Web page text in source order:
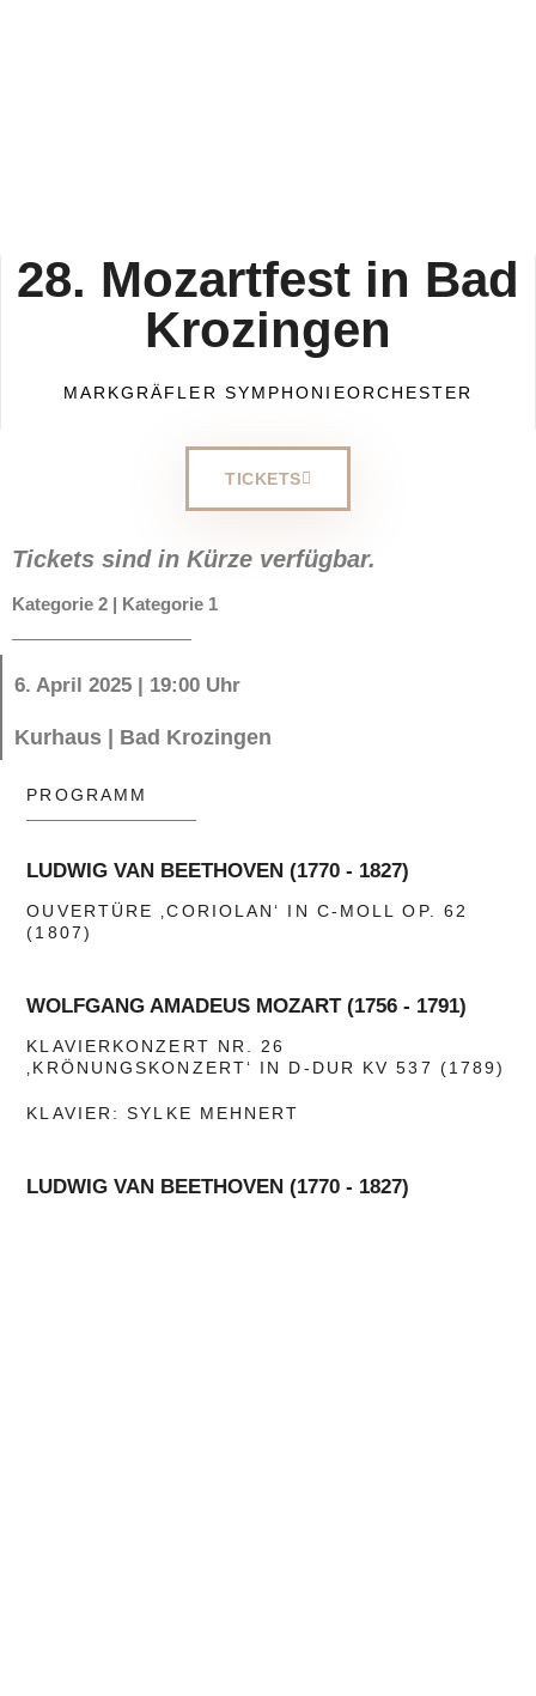
28. Mozartfest in Bad
Krozingen
MARKGRÄFLER SYMPHONIEORCHESTER
TICKETS
Tickets sind in Kürze verfügbar.
Kategorie 2 | Kategorie 1
6. April 2025 | 19:00 Uhr
Kurhaus | Bad Krozingen
PROGRAMM
LUDWIG VAN BEETHOVEN (1770 - 1827)
OUVERTÜRE ‚CORIOLAN‘ IN C-MOLL OP. 62
(1807)
WOLFGANG AMADEUS MOZART (1756 - 1791)
KLAVIERKONZERT NR. 26
‚KRÖNUNGSKONZERT‘ IN D-DUR KV 537 (1789)
KLAVIER: SYLKE MEHNERT
LUDWIG VAN BEETHOVEN (1770 - 1827)